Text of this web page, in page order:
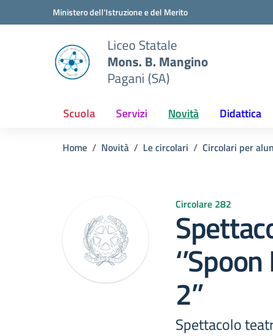
Vai ai contenuti
Vai al menu di navigazioneMinistero dell'Istruzione e del Merito
Liceo Statale
Mons. B. Mangino
Pagani (SA)
Scuola Servizi Novità Didattica
Home Novità Le circolari Circolari per
Circolare 282
2’’
Spettacolo